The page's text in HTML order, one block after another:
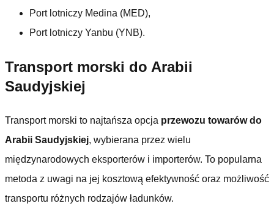
Port lotniczy Medina (MED),
Port lotniczy Yanbu (YNB).
Transport morski do Arabii
Saudyjskiej
Transport morski to najtańsza opcja przewozu towarów do
Arabii Saudyjskiej, wybierana przez wielu
międzynarodowych eksporterów i importerów. To popularna
metoda z uwagi na jej kosztową efektywność oraz możliwość
transportu różnych rodzajów ładunków.